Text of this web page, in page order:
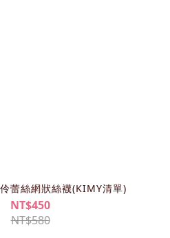
蕾絲網狀絲襪(KIMY清單)
NT$450
NT$580